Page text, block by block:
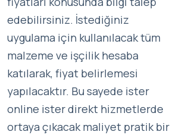
edebilirsiniz. İstediğiniz
uygulama için kullanılacak tüm
malzeme ve işçilik hesaba
katılarak, fiyat belirlemesi
yapılacaktır. Bu sayede ister
online ister direkt hizmetlerde
ortaya çıkacak maliyet pratik bir